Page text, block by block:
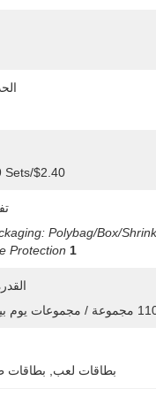
$2.40/sets 500-999 Sets
Polybag/Box/
Protection 1. التعبئة ا
بيع أوراق اللعب
بطاقات لعب
بطاقات